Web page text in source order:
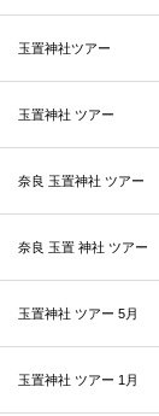
玉置神社ツアー
玉置神社 ツアー
奈良 玉置神社 ツアー
奈良 玉置 神社 ツアー
玉置神社 ツアー 5月
玉置神社 ツアー 1月